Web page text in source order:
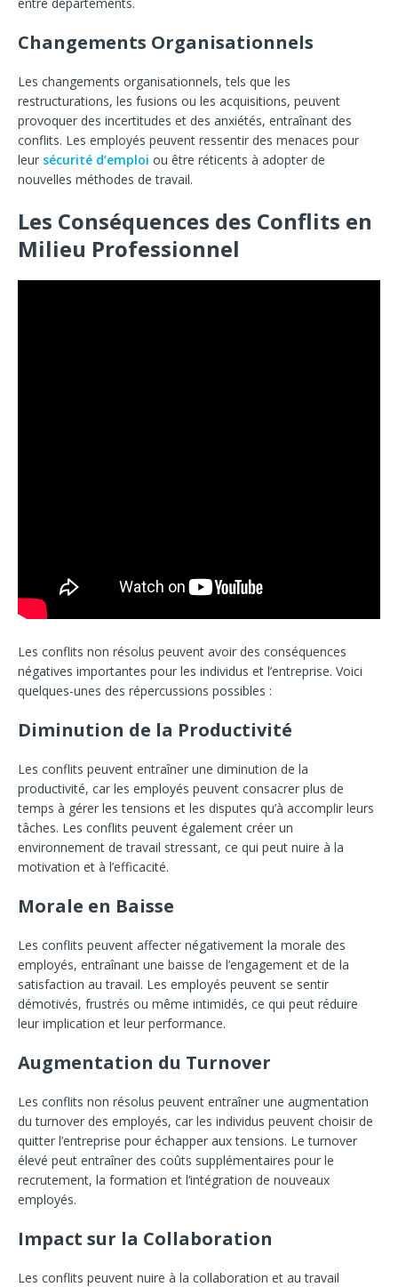
Changements Organisationnels
Les changements organisationnels, tels que les
restructurations, les fusions ou les acquisitions, peuvent
provoquer des incertitudes et des anxiétés, entraînant des
conflits. Les employés peuvent ressentir des menaces pour
leur sécurité d’emploi ou être réticents à adopter de
nouvelles méthodes de travail.
Les Conséquences des Conflits en
Milieu Professionnel
Les conflits non résolus peuvent avoir des conséquences
négatives importantes pour les individus et l’entreprise. Voici
quelques-unes des répercussions possibles :
Diminution de la Productivité
Les conflits peuvent entraîner une diminution de la
productivité, car les employés peuvent consacrer plus de
temps à gérer les tensions et les disputes qu’à accomplir leurs
tâches. Les conflits peuvent également créer un
environnement de travail stressant, ce qui peut nuire à la
motivation et à l’efficacité.
Morale en Baisse
Les conflits peuvent affecter négativement la morale des
employés, entraînant une baisse de l’engagement et de la
satisfaction au travail. Les employés peuvent se sentir
démotivés, frustrés ou même intimidés, ce qui peut réduire
leur implication et leur performance.
Augmentation du Turnover
Les conflits non résolus peuvent entraîner une augmentation
du turnover des employés, car les individus peuvent choisir de
quitter l’entreprise pour échapper aux tensions. Le turnover
élevé peut entraîner des coûts supplémentaires pour le
recrutement, la formation et l’intégration de nouveaux
employés.
Impact sur la Collaboration
Les conflits peuvent nuire à la collaboration et au travail